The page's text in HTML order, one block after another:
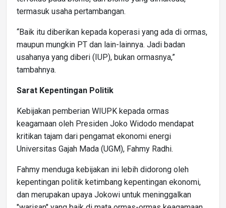
termasuk usaha pertambangan.
“Baik itu diberikan kepada koperasi yang ada di ormas,
maupun mungkin PT dan lain-lainnya. Jadi badan
usahanya yang diberi (IUP), bukan ormasnya,”
tambahnya.
Sarat Kepentingan Politik
Kebijakan pemberian WIUPK kepada ormas
keagamaan oleh Presiden Joko Widodo mendapat
kritikan tajam dari pengamat ekonomi energi
Universitas Gajah Mada (UGM), Fahmy Radhi.
Fahmy menduga kebijakan ini lebih didorong oleh
kepentingan politik ketimbang kepentingan ekonomi,
dan merupakan upaya Jokowi untuk meninggalkan